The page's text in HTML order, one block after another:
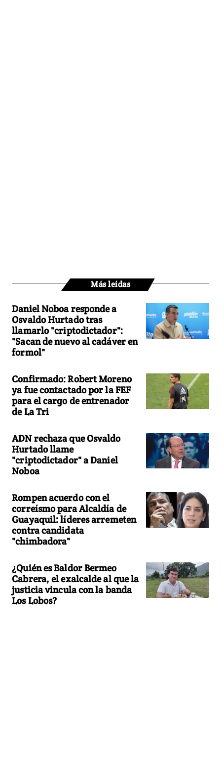
Más leídas
Daniel Noboa responde a
Osvaldo Hurtado tras
llamarlo "criptodictador":
"Sacan de nuevo al cadáver en
formol"
Confirmado: Robert Moreno
ya fue contactado por la FEF
para el cargo de entrenador
de La Tri
ADN rechaza que Osvaldo
Hurtado llame
"criptodictador" a Daniel
Noboa
Rompen acuerdo con el
correísmo para Alcaldía de
Guayaquil: líderes arremeten
contra candidata
"chimbadora"
¿Quién es Baldor Bermeo
Cabrera, el exalcalde al que la
justicia vincula con la banda
Los Lobos?